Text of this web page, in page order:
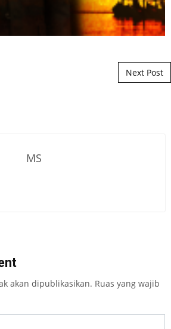
Next Post
MS
akan dipublikasikan. Ruas yang wajib